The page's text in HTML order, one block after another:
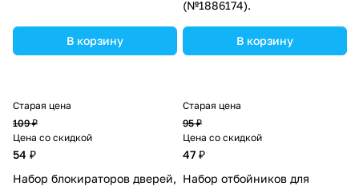
В корзину
(№1886174).
В корзину
Старая цена
109 ₽
Цена со скидкой
54 ₽
Набор блокираторов дверей,
Старая цена
95 ₽
Цена со скидкой
47 ₽
Набор отбойников для